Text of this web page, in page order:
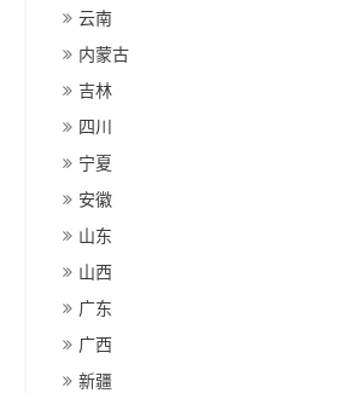
云南
内蒙古
吉林
四川
宁夏
安徽
山东
山西
广东
广西
新疆